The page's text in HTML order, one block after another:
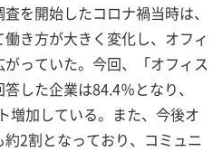
を開始したコロナ禍当時は、
き方が大きく変化し、オフィ
っていた。今回、「オフィス
した企業は84.4％となり、
増加している。また、今後オ
2割となっており、コミュニ